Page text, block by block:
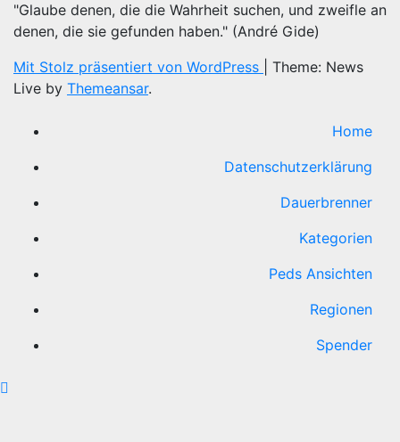
"Glaube denen, die die Wahrheit suchen, und zweifle an
denen, die sie gefunden haben." (André Gide)
Mit Stolz präsentiert von WordPress
Theme: News
Live by Themeansar.
Home
Datenschutzerklärung
Dauerbrenner
Kategorien
Peds Ansichten
Regionen
Spender